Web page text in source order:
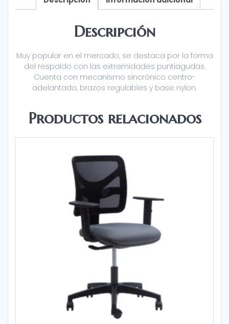
Descripción
Muy popular en el mercado, se destaca por la forma
del respaldo con las extremidades puntiagudas.
Cuenta con mecanismo sincrónico centro-
adelantado, brazos regulables y base nylon.
Productos relacionados